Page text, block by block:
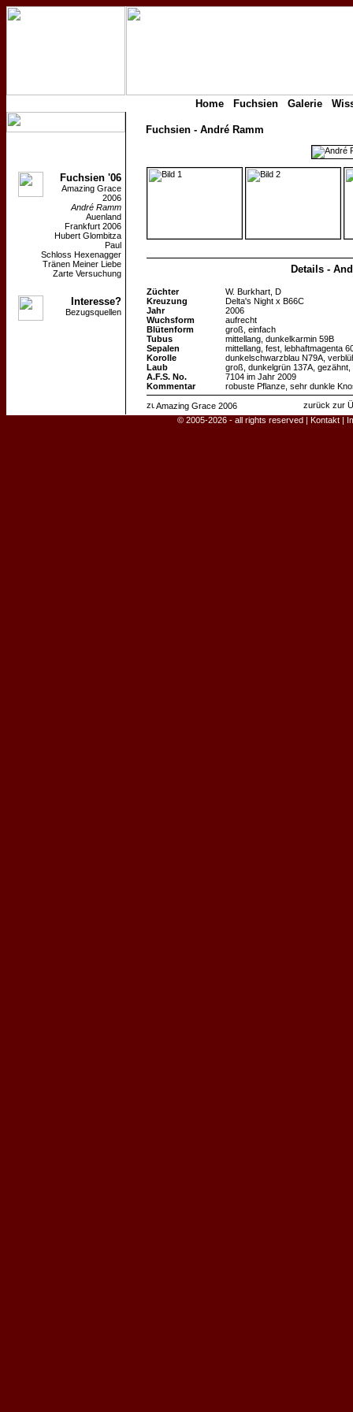
Home Fuchsien Galerie
Fuchsien '06
Amazing Grace
2006
André Ramm
Auenland
Frankfurt 2006
Hubert Glombitza
Paul
Schloss Hexenagger
Tränen Meiner Liebe
Zarte Versuchung
Interesse?
Bezugsquellen
Fuchsien - André Ramm
Details -
Züchter
W. Burkhart, D
Kreuzung
Delta's Night x B66C
Jahr
2006
Wuchsform
aufrecht
Blütenform
groß, einfach
Tubus
mittellang, dunkelkarmin 59B
Sepalen
mittellang, fest, lebhaftmagenta
Korolle
dunkelschwarzblau N79A,
Laub
groß, dunkelgrün 137A, gezähnt,
A.F.S. No.
7104 im Jahr 2009
Kommentar
robuste Pflanze, sehr dunkle
Amazing Grace 2006
zurück zur
© 2005-2026 - all rights reserved | Kontakt |